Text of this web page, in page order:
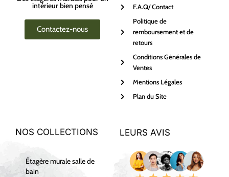
intérieur bien pensé
Contactez-nous
F.A.Q/ Contact
Politique de
remboursement et de
retours
Conditions Générales de
Ventes
Mentions Légales
Plan du Site
NOS COLLECTIONS
Étagère murale salle de
bain
LEURS AVIS